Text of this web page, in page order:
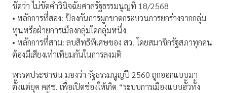
ชัดว่า ไม่ขัดคำวินิจฉัยศาลรัฐธรรมนูญที่ 18/2568
• หลักการที่สอง: ป้องกันการผูกขาดกระบวนการยกร่างจากกลุ่ม
ทุนหรือฝ่ายการเมืองกลุ่มใดกลุ่มหนึ่ง
• หลักการที่สาม: ลบสิทธิพิเศษของ สว. โดยสมาชิกรัฐสภาทุกคน
ต้องมีเสียงเท่าเทียมกันในการลงมติ
พรรคประชาชน มองว่า รัฐธรรมนูญปี 2560 ถูกออกแบบมา
ตั้งแต่ยุค คสช. เพื่อเปิดช่องให้เกิด “ระบบการเมืองแบบฮั้วทั้ง